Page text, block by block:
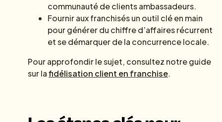
communauté de clients ambassadeurs.
Fournir aux franchisés un outil clé en main
pour générer du chiffre d’affaires récurrent
et se démarquer de la concurrence locale.
Pour approfondir le sujet, consultez notre guide
sur lafidélisation client en franchise.